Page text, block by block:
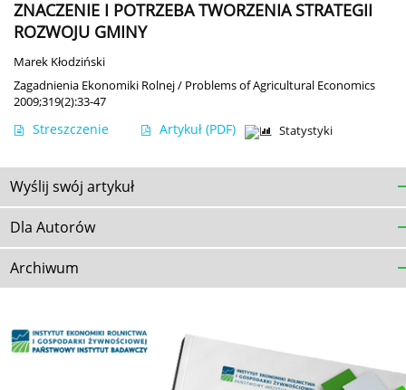
ZNACZENIE I POTRZEBA TWORZENIA STRATEGII
ROZWOJU GMINY
Marek Kłodziński
Zagadnienia Ekonomiki Rolnej / Problems of Agricultural Economics
2009;319(2):33-47
Streszczenie Artykuł (PDF) Statystyki
Wyślij swój artykuł
Dla Autorów
Archiwum